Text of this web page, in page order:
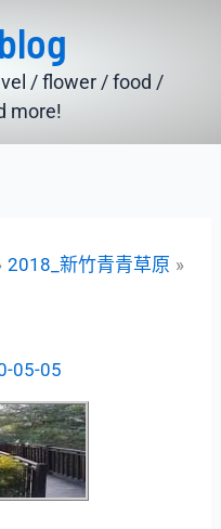
/ flower / food /
more!
2018_新竹青青草原
05-05